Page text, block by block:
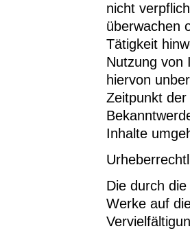
nicht
überwachen
Tätigkeit
Nutzung von
hiervon
Zeitpunkt
Inhalte
Die durch
Werke auf